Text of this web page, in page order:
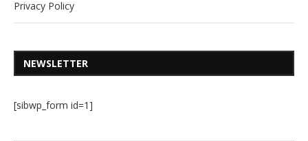
Privacy Policy
NEWSLETTER
[sibwp_form id=1]